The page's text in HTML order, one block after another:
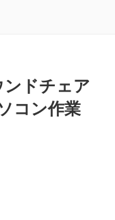
ドチェア
コン作業